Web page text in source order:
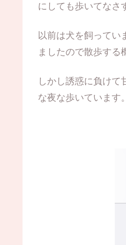
にしても歩いてなさ
以前は犬を飼ってい
ましたので散歩する
しかし誘惑に負け
な夜な歩いています。